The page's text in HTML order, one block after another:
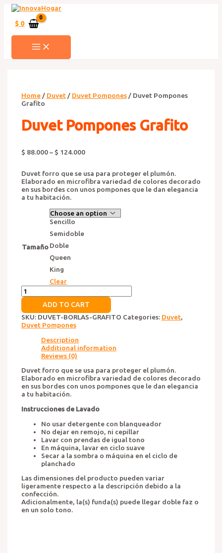
contenido
$ 0
MAIN
MENU
Home/ Duvet/ Duvet Pompones/ Duvet Pompones
Grafito
Duvet Pompones Grafito
$ 88.000– $ 124.000
Duvet forro que se usa para proteger el plumón.
Elaborado en microfibra variedad de colores decorado
en sus bordes con unos pompones que le dan elegancia
a tu habitación.
Tamaño
Sencillo
Semidoble
Doble
Queen
King
Clear
Duvet
Pompones
Grafito
quantity
ADD TO CART
SKU: DUVET-BORLAS-GRAFITO Categories: Duvet,
Duvet Pompones
Description
Additional information
Reviews (0)
Duvet forro que se usa para proteger el plumón.
Elaborado en microfibra variedad de colores decorado
en sus bordes con unos pompones que le dan elegancia
a tu habitación.
Instrucciones de Lavado
No usar detergente con blanqueador
No dejar en remojo, ni cepillar
Lavar con prendas de igual tono
En máquina, lavar en ciclo suave
Secar a la sombra o máquina en el ciclo de
planchado
Las dimensiones del producto pueden variar
ligeramente respecto a la descripción debido a la
confección.
Adicionalmente, la(s) funda(s) puede llegar doble faz o
en un solo tono.